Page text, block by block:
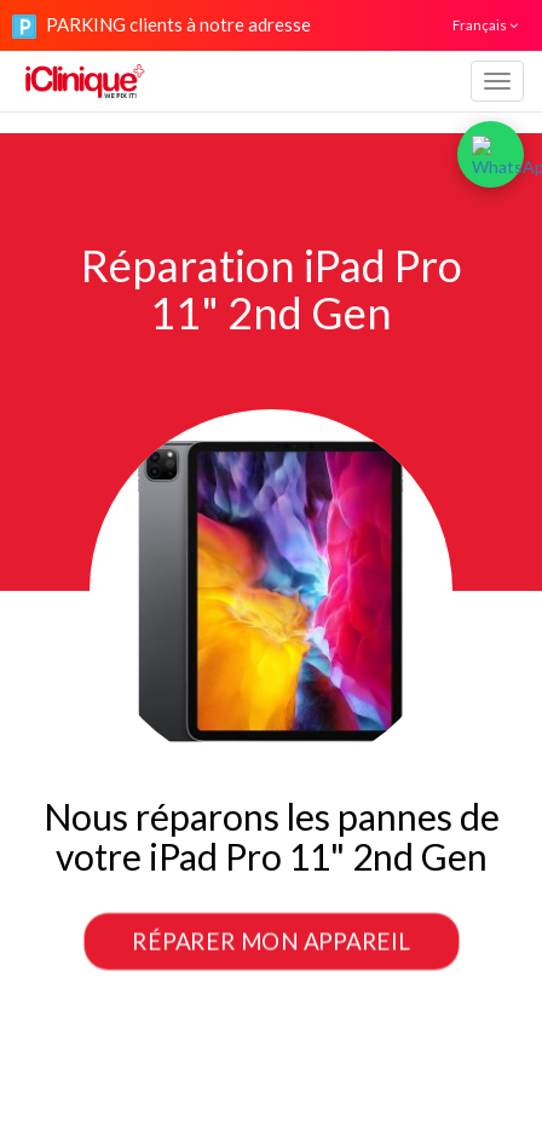
PARKING clients à notre adresse Français
Réparation iPad Pro
11" 2nd Gen
Nous réparons les pannes de
votre iPad Pro 11" 2nd Gen
RÉPARER MON APPAREIL